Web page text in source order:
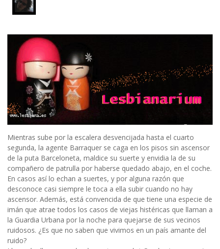
Mientras sube por la escalera desvencijada hasta el cuarto
segunda, la agente Barraquer se caga en los pisos sin ascensor
de la puta Barceloneta, maldice su suerte y envidia la de su
compañero de patrulla por haberse quedado abajo, en el coche.
En casos así lo echan a suertes, y por alguna razón que
desconoce casi siempre le toca a ella subir cuando no hay
ascensor. Además, está convencida de que tiene una especie de
imán que atrae todos los casos de viejas histéricas que llaman a
la Guardia Urbana por la noche para quejarse de sus vecinos
ruidosos. ¿Es que no saben que vivimos en un país amante del
ruido?